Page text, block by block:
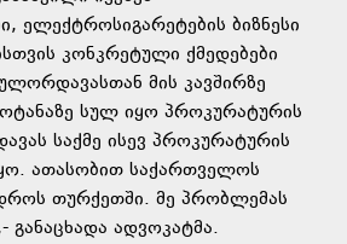
ელექტროსიგარეტების ბიზნესი
კონკრეტული ქმედებები
მის კავშირზე
სულ იყო პროკურატურის
საქმე ისევ პროკურატურის
ათასობით საქართველოს
თურქეთში. მე პრობლემას
განაცხადა ადვოკატმა.